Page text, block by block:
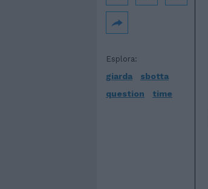
Esplora:
giarda
sbotta
question
time